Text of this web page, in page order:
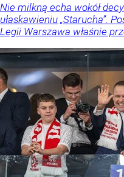
Nie milkną echa wokół
ułaskawieniu „Starucha”.
Legii Warszawa właśnie